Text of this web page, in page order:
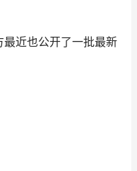
最近也公开了一批最新